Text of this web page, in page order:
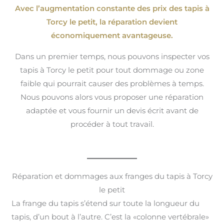
Avec l’augmentation constante des prix des tapis à
Torcy le petit, la réparation devient
économiquement avantageuse.
Dans un premier temps, nous pouvons inspecter vos
tapis à Torcy le petit pour tout dommage ou zone
faible qui pourrait causer des problèmes à temps.
Nous pouvons alors vous proposer une réparation
adaptée et vous fournir un devis écrit avant de
procéder à tout travail.
Réparation et dommages aux franges du tapis à Torcy
le petit
La frange du tapis s’étend sur toute la longueur du
tapis, d’un bout à l’autre. C’est la «colonne vertébrale»